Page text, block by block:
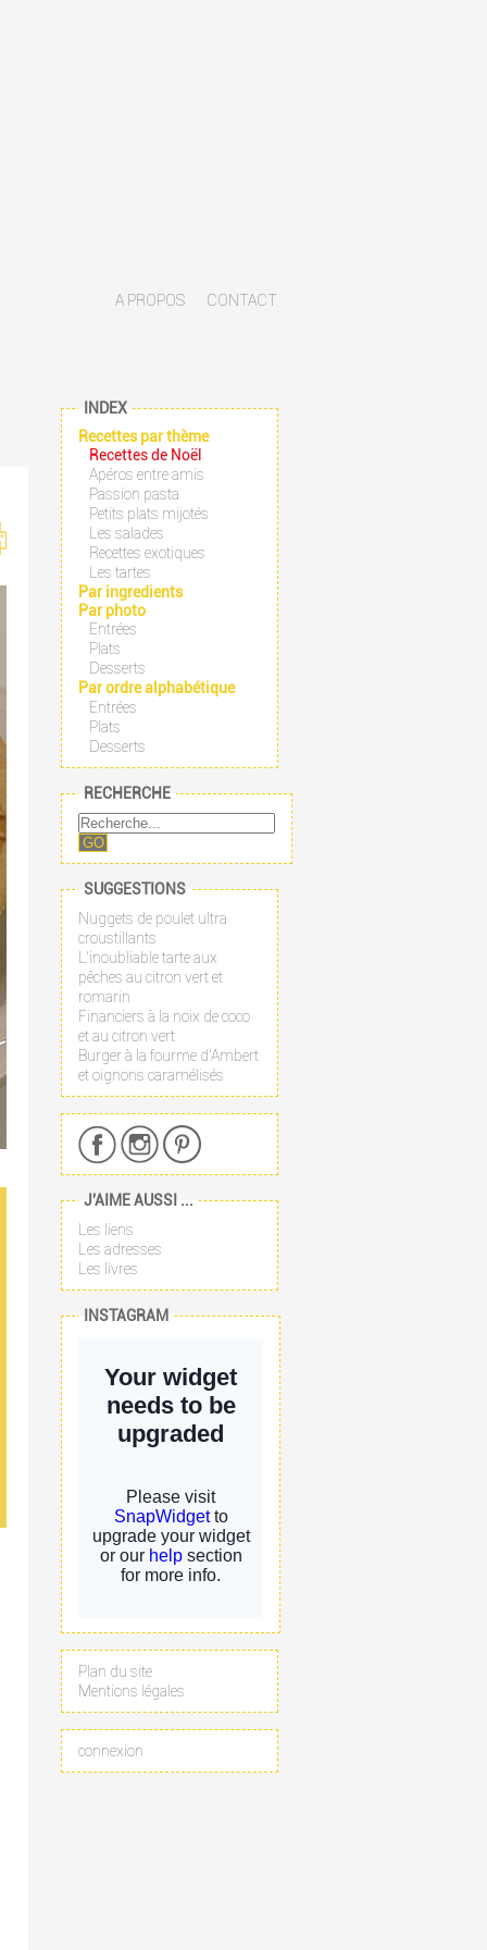
A PROPOS CONTACT
INDEX
Recettes par thème
Recettes de Noël
Apéros entre amis
Passion pasta
Petits plats mijotés
Les salades
Recettes exotiques
Les tartes
Par ingredients
Par photo
Entrées
Plats
Desserts
Par ordre alphabétique
Entrées
Plats
Desserts
RECHERCHE
GO
SUGGESTIONS
Nuggets de poulet ultra
croustillants
L'inoubliable tarte aux
pêches au citron vert et
romarin
Financiers à la noix de coco
et au citron vert
Burger à la fourme d'Ambert
et oignons caramélisés
J'AIME AUSSI ...
Les liens
Les adresses
Les livres
INSTAGRAM
Plan du site
Mentions légales
connexion